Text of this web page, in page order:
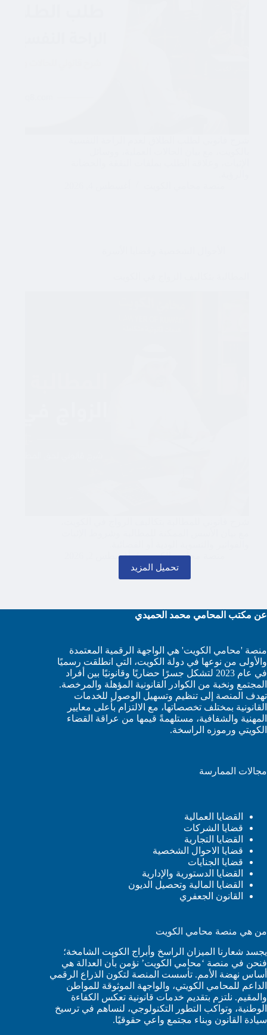
منصة محامي الكويت
أغسطس 2, 2026
تحميل المزيد
عن مكتب المحامي محمد الحميدي
منصة 'محامي الكويت' هي الواجهة الرقمية المعتمدة
والأولى من نوعها في دولة الكويت، التي انطلقت رسميًا
في عام 2023 لتشكل جسرًا حضاريًا وقانونيًا بين أفراد
المجتمع ونخبة من الكوادر القانونية المؤهلة والمرخصة.
تهدف المنصة إلى تنظيم وتسهيل الوصول للخدمات
القانونية بمختلف تخصصاتها، مع الالتزام بأعلى معايير
المهنية والشفافية، مستلهمةً قيمها من عراقة القضاء
الكويتي ورموزه الراسخة.
مجالات الممارسة
القضايا العمالية
قضايا الشركات
القضايا التجارية
قضايا الاحوال الشخصية
قضايا الجنايات
القضايا الدستورية والإدارية
القضايا المالية وتحصيل الديون
القانون الجعفري
من هي منصة محامي الكويت
يجسد شعارنا الميزان الراسخ وأبراج الكويت الشامخة؛
فنحن في منصة ‘محامي الكويت’ نؤمن بأن العدالة هي
أساس نهضة الأمم. تأسست المنصة لتكون الذراع الرقمي
الداعم للمحامي الكويتي، والواجهة الموثوقة للمواطن
والمقيم. نلتزم بتقديم خدمات قانونية تعكس الكفاءة
الوطنية، وتواكب التطور التكنولوجي، لنساهم في ترسيخ
سيادة القانون وبناء مجتمع واعي حقوقيًا.